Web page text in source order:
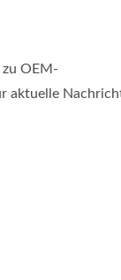
OEM-
aktuelle